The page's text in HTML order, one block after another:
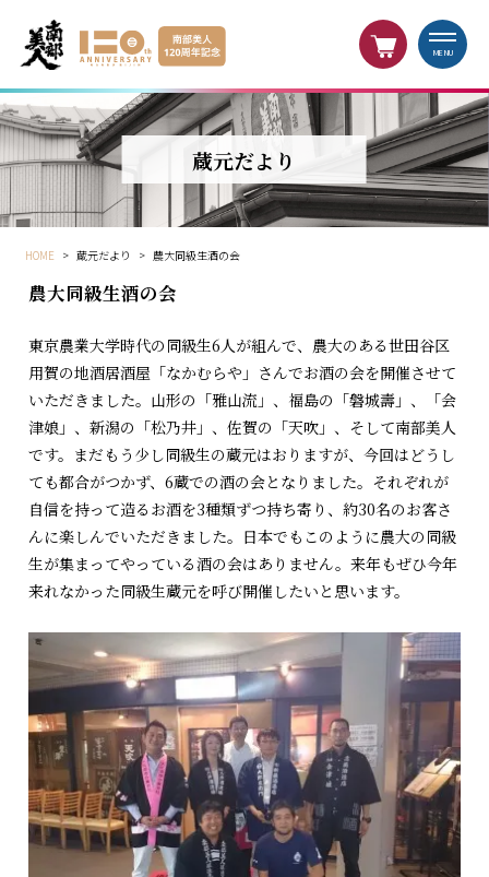
MENU
蔵元だより
HOME > 蔵元だより > 農大同級生酒の会
農大同級生酒の会
東京農業大学時代の同級生6人が組んで、農大のある世田谷区
用賀の地酒居酒屋「なかむらや」さんでお酒の会を開催させて
いただきました。山形の「雅山流」、福島の「磐城壽」、「会
津娘」、新潟の「松乃井」、佐賀の「天吹」、そして南部美人
です。まだもう少し同級生の蔵元はおりますが、今回はどうし
ても都合がつかず、6蔵での酒の会となりました。それぞれが
自信を持って造るお酒を3種類ずつ持ち寄り、約30名のお客さ
んに楽しんでいただきました。日本でもこのように農大の同級
生が集まってやっている酒の会はありません。来年もぜひ今年
来れなかった同級生蔵元を呼び開催したいと思います。